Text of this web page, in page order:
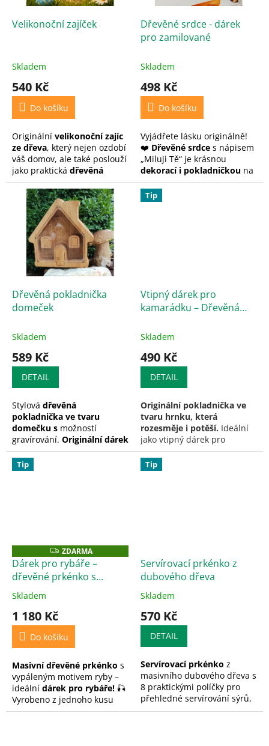
dVelikonoční zajíček
Skladem
540 Kč
Do košíku
Originální velikonoční zajíc
ze dřeva, který nejen ozdobí
váš domov, ale také poslouží
jako praktická dřevěná
pokladnička.Skvělý doplněk
velikonoční výzdobě.
Dřevěné srdce - dárek
pro zamilované
Skladem
498 Kč
Do košíku
Vyjádřete lásku originálně!
❤️ Dřevěné srdce s nápisem
„Miluji Tě“ je krásnou
dekorací i pokladničkou na
společné sny.
Dřevěná pokladnička
domeček
Skladem
589 Kč
DETAIL
Stylová dřevěná
pokladnička ve tvaru
domečku s možností
gravírování. Originální dárek
pro děti i dospělé, který
spojuje krásu, smysl a
osobní příběh.
Tip
Vtipný dárek pro
kamarádku – Dřevěná
hrnku s gravírováním
Skladem
490 Kč
DETAIL
Originální pokladnička ve
tvaru hrnku, která
rozesměje i potěší. Ideální
jako vtipný dárek pro
kamarádku, kolegyni nebo
třeba šéfku – s možností
gravírování jména. Stylová,
Tip
Z
D
A
R
ZDARMA
Dárek pro rybáře –
dřevěné prkénko s
motivem ryby
Průměrné
produktu
5,0
5
hvězdiček.
Skladem
1 180 Kč
Do košíku
Masivní dřevěné prkénko s
vypáleným motivem ryby –
ideální dárek pro rybáře! 🎣
Vyrobeno z jednoho kusu
dřeva,bez lepidla, ošetřeno
Tip
Servírovací prkénko z
dubového dřeva
Průměrné
produktu
5,0
5
hvězdiček.
Skladem
570 Kč
DETAIL
Servírovací prkénko z
masivního dubového dřeva s
8 praktickými políčky pro
přehledné servírování sýrů,
ovoce, uzenin nebo